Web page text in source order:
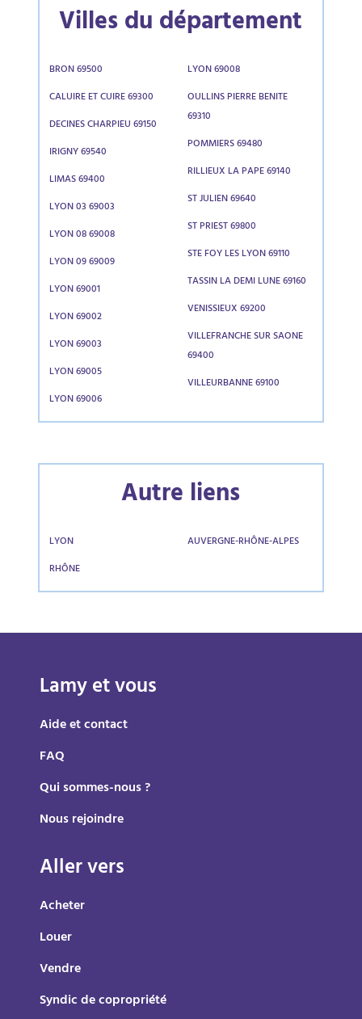
Villes du département
BRON 69500
CALUIRE ET CUIRE 69300
DECINES CHARPIEU 69150
IRIGNY 69540
LIMAS 69400
LYON 03 69003
LYON 08 69008
LYON 09 69009
LYON 69001
LYON 69002
LYON 69003
LYON 69005
LYON 69006
LYON 69008
OULLINS PIERRE BENITE
69310
POMMIERS 69480
RILLIEUX LA PAPE 69140
ST JULIEN 69640
ST PRIEST 69800
STE FOY LES LYON 69110
TASSIN LA DEMI LUNE 69160
VENISSIEUX 69200
VILLEFRANCHE SUR SAONE
69400
VILLEURBANNE 69100
Autre liens
LYON
RHÔNE
AUVERGNE-RHÔNE-ALPES
Lamy et vous
Aide et contact
FAQ
Qui sommes-nous ?
Nous rejoindre
Aller vers
Acheter
Louer
Vendre
Syndic de copropriété